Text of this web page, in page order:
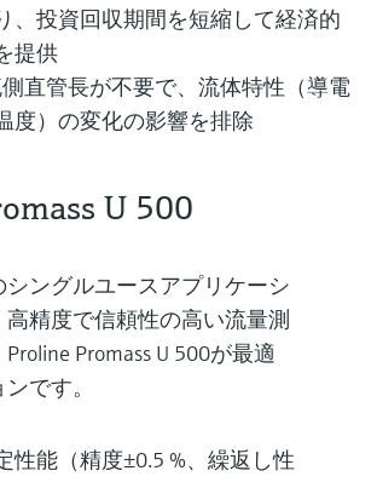
、投資回収期間を短縮して経済的
提供
直管長が不要で、流体特性（導電
度）の変化の影響を排除
U 500
ングルユースアプリケーシ
高精度で信頼性の高い流量測
Promass U 500が最適
です。
性能（精度±0.5 %、繰返し性